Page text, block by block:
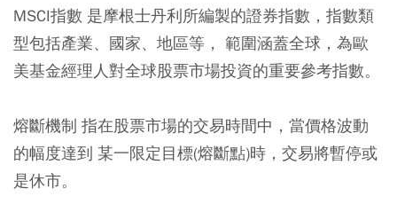
MSCI指數 是摩根士丹利所編製的證券指數，指數類
型包括產業、國家、地區等， 範圍涵蓋全球，為歐
美基金經理人對全球股票市場投資的重要參考指數。
熔斷機制 指在股票市場的交易時間中，當價格波動
的幅度達到 某一限定目標(熔斷點)時，交易將暫停或
是休市。